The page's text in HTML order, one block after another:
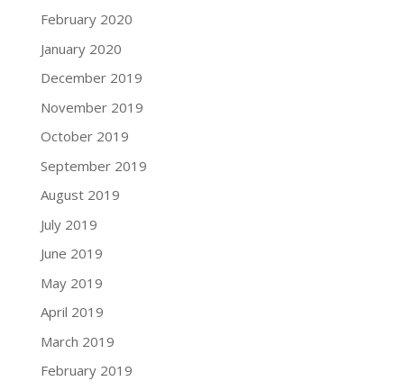
February 2020
January 2020
December 2019
November 2019
October 2019
September 2019
August 2019
July 2019
June 2019
May 2019
April 2019
March 2019
February 2019